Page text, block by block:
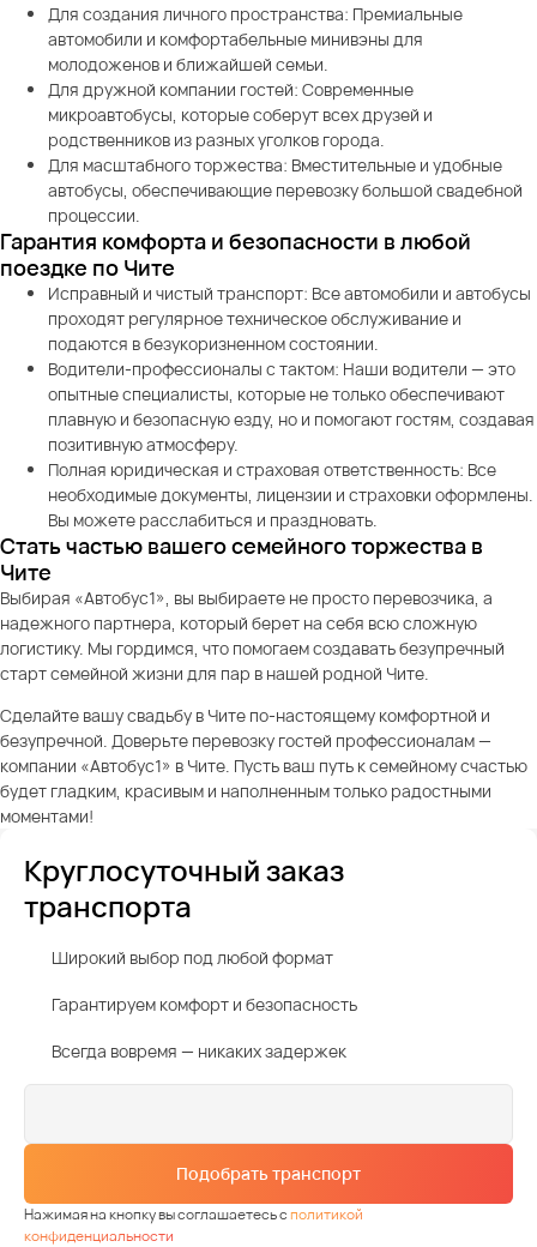
Для создания личного пространства: Премиальные
автомобили и комфортабельные минивэны для
молодоженов и ближайшей семьи.
Для дружной компании гостей: Современные
микроавтобусы, которые соберут всех друзей и
родственников из разных уголков города.
Для масштабного торжества: Вместительные и удобные
автобусы, обеспечивающие перевозку большой свадебной
процессии.
Гарантия комфорта и безопасности в любой
поездке по Чите
Исправный и чистый транспорт: Все автомобили и автобусы
проходят регулярное техническое обслуживание и
подаются в безукоризненном состоянии.
Водители-профессионалы с тактом: Наши водители — это
опытные специалисты, которые не только обеспечивают
плавную и безопасную езду, но и помогают гостям, создавая
позитивную атмосферу.
Полная юридическая и страховая ответственность: Все
необходимые документы, лицензии и страховки оформлены.
Вы можете расслабиться и праздновать.
Стать частью вашего семейного торжества в
Чите
Выбирая «Автобус1», вы выбираете не просто перевозчика, а
надежного партнера, который берет на себя всю сложную
логистику. Мы гордимся, что помогаем создавать безупречный
старт семейной жизни для пар в нашей родной Чите.
Сделайте вашу свадьбу в Чите по-настоящему комфортной и
безупречной. Доверьте перевозку гостей профессионалам —
компании «Автобус1» в Чите. Пусть ваш путь к семейному счастью
будет гладким, красивым и наполненным только радостными
моментами!
Круглосуточный заказ
транспорта
Широкий выбор под любой формат
Гарантируем комфорт и безопасность
Всегда вовремя — никаких задержек
Подобрать транспорт
Нажимая на кнопку вы соглашаетесь сполитикой
конфиденциальности